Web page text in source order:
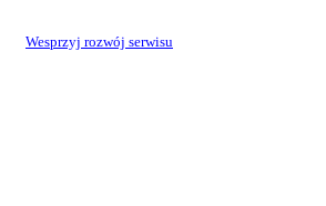
Wesprzyj rozwój serwisu